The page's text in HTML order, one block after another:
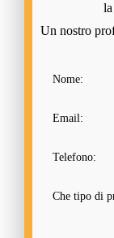
Un nostro
Nome:
Email:
Telefono:
Che tipo di